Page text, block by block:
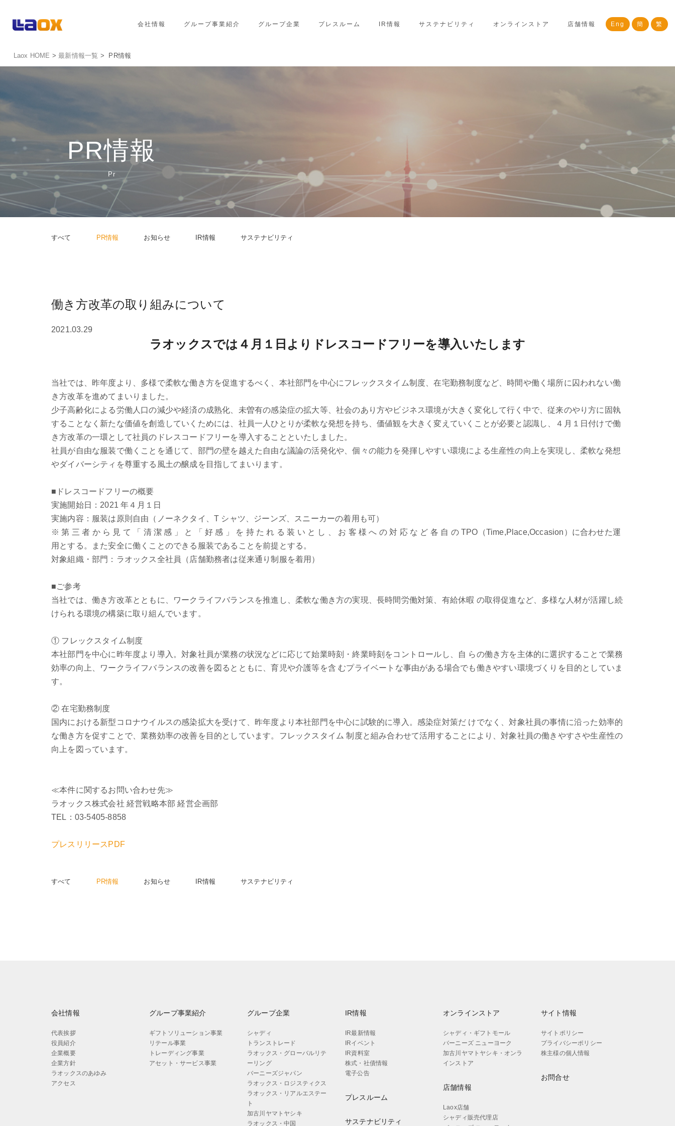
会社情報 グループ事業紹介 グループ企業 プレスルーム IR情報 サステナビリティ オンラインストア 店舗情報 Eng 簡 繁
Laox HOME >最新情報一覧 > PR情報
PR情報
Pr
すべて PR情報 お知らせ IR情報 サステナビリティ
働き方改革の取り組みについて
2021.03.29
ラオックスでは４月１日よりドレスコードフリーを導入いたします
当社では、昨年度より、多様で柔軟な働き方を促進するべく、本社部門を中心にフレックスタイム制度、在宅勤務制度など、時間や働く場所に囚われない働
き方改革を進めてまいりました。
少子高齢化による労働人口の減少や経済の成熟化、未曽有の感染症の拡大等、社会のあり方やビジネス環境が大きく変化して行く中で、従来のやり方に固執
することなく新たな価値を創造していくためには、社員一人ひとりが柔軟な発想を持ち、価値観を大きく変えていくことが必要と認識し、４月１日付けで働
き方改革の一環として社員のドレスコードフリーを導入することといたしました。
社員が自由な服装で働くことを通じて、部門の壁を越えた自由な議論の活発化や、個々の能力を発揮しやすい環境による生産性の向上を実現し、柔軟な発想
やダイバーシティを尊重する風土の醸成を目指してまいります。
■ドレスコードフリーの概要
実施開始日：2021 年４月１日
実施内容：服装は原則自由（ノーネクタイ、T シャツ、ジーンズ、スニーカーの着用も可）
※ 第 三 者 か ら 見 て 「 清 潔 感 」 と 「 好 感 」 を 持 た れ る 装 い と し 、 お 客 様 へ の 対 応 な ど 各 自 の TPO（Time,Place,Occasion）に合わせた運
用とする。また安全に働くことのできる服装であることを前提とする。
対象組織・部門：ラオックス全社員（店舗勤務者は従来通り制服を着用）
■ご参考
当社では、働き方改革とともに、ワークライフバランスを推進し、柔軟な働き方の実現、長時間労働対策、有給休暇 の取得促進など、多様な人材が活躍し続
けられる環境の構築に取り組んでいます。
① フレックスタイム制度
本社部門を中心に昨年度より導入。対象社員が業務の状況などに応じて始業時刻・終業時刻をコントロールし、自 らの働き方を主体的に選択することで業務
効率の向上、ワークライフバランスの改善を図るとともに、育児や介護等を含 むプライベートな事由がある場合でも働きやすい環境づくりを目的としていま
す。
② 在宅勤務制度
国内における新型コロナウイルスの感染拡大を受けて、昨年度より本社部門を中心に試験的に導入。感染症対策だ けでなく、対象社員の事情に沿った効率的
な働き方を促すことで、業務効率の改善を目的としています。フレックスタイム 制度と組み合わせて活用することにより、対象社員の働きやすさや生産性の
向上を図っています。
≪本件に関するお問い合わせ先≫
ラオックス株式会社 経営戦略本部 経営企画部
TEL：03-5405-8858
プレスリリースPDF
すべて PR情報 お知らせ IR情報 サステナビリティ
会社情報
代表挨拶
役員紹介
企業概要
企業方針
ラオックスのあゆみ
アクセス
グループ事業紹介
ギフトソリューション事業
リテール事業
トレーディング事業
アセット・サービス事業
グループ企業
シャディ
トランストレード
ラオックス・グローバルリテ
ーリング
バーニーズジャパン
ラオックス・ロジスティクス
ラオックス・リアルエステー
ト
加古川ヤマトヤシキ
ラオックス・中国
IR情報
IR最新情報
IRイベント
IR資料室
株式・社債情報
電子公告
プレスルーム
サステナビリティ
オンラインストア
シャディ・ギフトモール
バーニーズ ニューヨーク
加古川ヤマトヤシキ・オンラ
インストア
店舗情報
Laox店舗
シャディ販売代理店
サイト情報
サイトポリシー
プライバシーポリシー
株主様の個人情報
お問合せ